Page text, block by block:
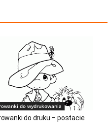
do wydrukowania
do druku – postacie